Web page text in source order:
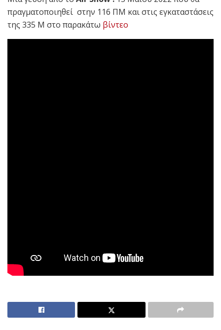
πραγματοποιηθεί στην 116 ΠΜ και στις εγκαταστάσεις
της 335 Μ στο παρακάτω βίντεο